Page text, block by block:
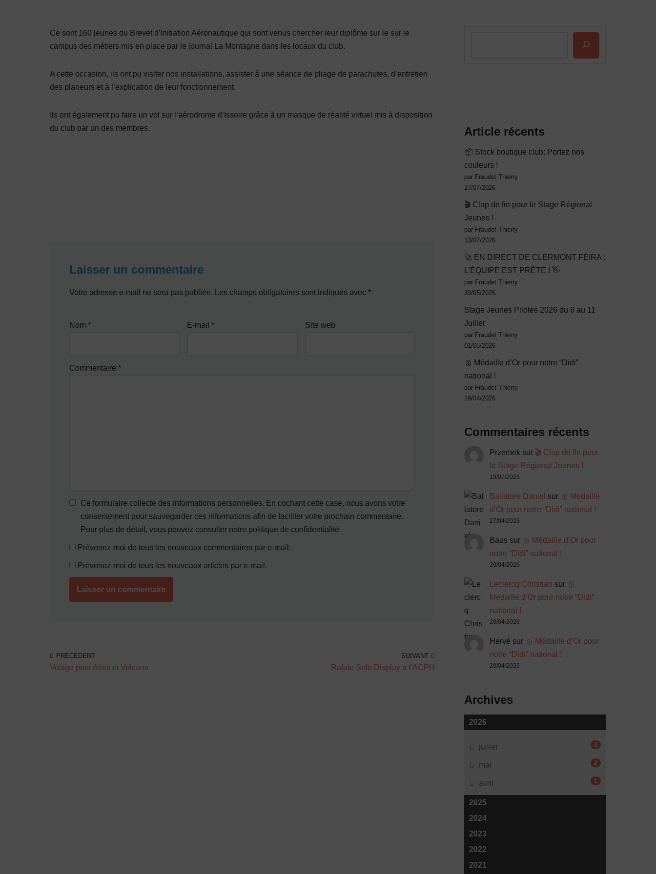
Ce sont 160 jeunes du Brevet d’Initiation Aéronautique qui sont venus chercher leur diplôme sur le sur le
campus des métiers mis en place par le journal La Montagne dans les locaux du club.
A cette occasion, ils ont pu visiter nos installations, assister à une séance de pliage de parachutes, d’entretien
des planeurs et à l’explication de leur fonctionnement.
Ils ont également pu faire un vol sur l’aérodrome d’Issoire grâce à un masque de réalité virtuel mis à disposition
du club par un des membres.
Laisser un commentaire
Votre adresse e-mail ne sera pas publiée. Les champs obligatoires sont indiqués avec *
Nom * E-mail* Site web
Commentaire *
Ce formulaire collecte des informations personnelles. En cochant cette case, nous avons votre
consentement pour sauvegarder ces informations afin de faciliter votre prochain commentaire.
Pour plus de détail, vous pouvez consulter notre politique de confidentialité
Prévenez-moi de tous les nouveaux commentaires par e-mail.
Prévenez-moi de tous les nouveaux articles par e-mail.
PRÉCÉDENT
Voltige pour Ailes et Volcans
SUIVANT
Rafale Solo Display a l’ACPH
Article récents
📦 Stock boutique club: Portez nos
couleurs !
par Fraudet Thierry
27/07/2026
🎬 Clap de fin pour le Stage Régional
Jeunes !
par Fraudet Thierry
13/07/2026
🚀 EN DIRECT DE CLERMONT FÉIRA :
L’ÉQUIPE EST PRÊTE ! 👋
par Fraudet Thierry
30/05/2026
Stage Jeunes Pilotes 2026 du 6 au 11
Juillet
par Fraudet Thierry
01/05/2026
🥇 Médaille d’Or pour notre “Didi”
national !
par Fraudet Thierry
19/04/2026
Commentaires récents
Przemek sur 🎬 Clap de fin pour
le Stage Régional Jeunes !
19/07/2026
Ballatore Daniel sur 🥇 Médaille
d’Or pour notre “Didi” national !
27/04/2026
Baus sur 🥇 Médaille d’Or pour
notre “Didi” national !
20/04/2026
Leclercq Christian sur 🥇
Médaille d’Or pour notre “Didi”
national !
20/04/2026
Hervé sur 🥇 Médaille d’Or pour
notre “Didi” national !
20/04/2026
Archives
2026
juillet 2
mai 2
avril 1
2025
2024
2023
2022
2021